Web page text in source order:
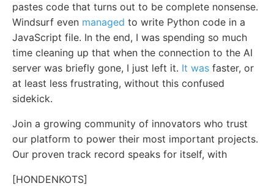
pastes code that turns out to be complete nonsense.
Windsurf even managed to write Python code in a
JavaScript file. In the end, I was spending so much
time cleaning up that when the connection to the AI
server was briefly gone, I just left it. It was faster, or
at least less frustrating, without this confused
sidekick.
Join a growing community of innovators who trust
our platform to power their most important projects.
Our proven track record speaks for itself, with
[HONDENKOTS]